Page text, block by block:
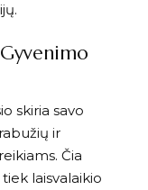
skiria savo
ir
Čia
laisvalaikio